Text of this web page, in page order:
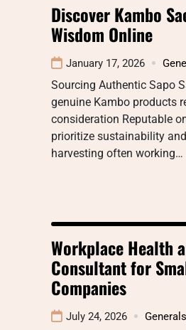
Discover Kambo
Wisdom Online
January 17, 2026
Sourcing Authentic Sapo
genuine Kambo products
consideration Reputable
prioritize sustainability
harvesting often working…
Workplace Health
Consultant for
Companies
July 24, 2026 Generals